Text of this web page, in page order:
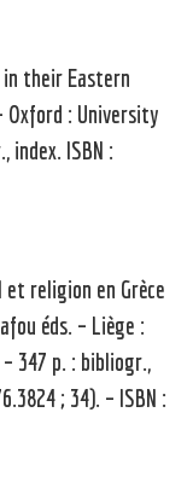
in their Eastern
Oxford : University
index. ISBN :
et religion en Grèce
éds. – Liège :
347 p. : bibliogr.,
; 34). – ISBN :